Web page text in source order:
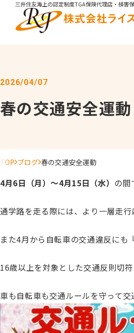
三井住友海上の認定制度TGA保険代理店・損害
2026/04/07
春の交通安全運動
TOP ブログ 春の交通安全運動
4月6日（月）～4月15日（水） の間
通学路を走る際には、より一層走行
また4月から自転車の交通違反にも
16歳以上を対象とした交通反則切
車も自転車も交通ルールを守って交